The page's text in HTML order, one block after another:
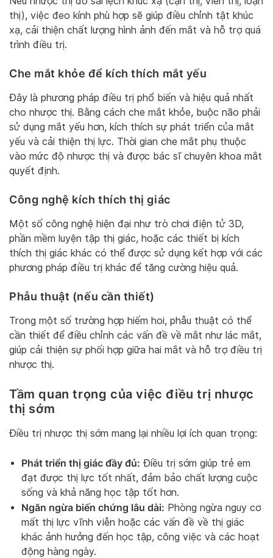
thị), việc đeo kính phù hợp sẽ giúp điều chỉnh tật khúc
xạ, cải thiện chất lượng hình ảnh đến mắt và hỗ trợ quá
trình điều trị.
Che mắt khỏe để kích thích mắt yếu
Đây là phương pháp điều trị phổ biến và hiệu quả nhất
cho nhược thị. Bằng cách che mắt khỏe, buộc não phải
sử dụng mắt yếu hơn, kích thích sự phát triển của mắt
yếu và cải thiện thị lực. Thời gian che mắt phụ thuộc
vào mức độ nhược thị và được bác sĩ chuyên khoa mắt
quyết định.
Công nghệ kích thích thị giác
Một số công nghệ hiện đại như trò chơi điện tử 3D,
phần mềm luyện tập thị giác, hoặc các thiết bị kích
thích thị giác khác có thể được sử dụng kết hợp với các
phương pháp điều trị khác để tăng cường hiệu quả.
Phẫu thuật (nếu cần thiết)
Trong một số trường hợp hiếm hoi, phẫu thuật có thể
cần thiết để điều chỉnh các vấn đề về mắt như lác mắt,
giúp cải thiện sự phối hợp giữa hai mắt và hỗ trợ điều trị
nhược thị.
Tầm quan trọng của việc điều trị nhược
thị sớm
Điều trị nhược thị sớm mang lại nhiều lợi ích quan trọng:
Phát triển thị giác đầy đủ: Điều trị sớm giúp trẻ em
đạt được thị lực tốt nhất, đảm bảo chất lượng cuộc
sống và khả năng học tập tốt hơn.
Ngăn ngừa biến chứng lâu dài: Phòng ngừa nguy cơ
mất thị lực vĩnh viễn hoặc các vấn đề về thị giác
khác ảnh hưởng đến học tập, công việc và các hoạt
động hàng ngày.